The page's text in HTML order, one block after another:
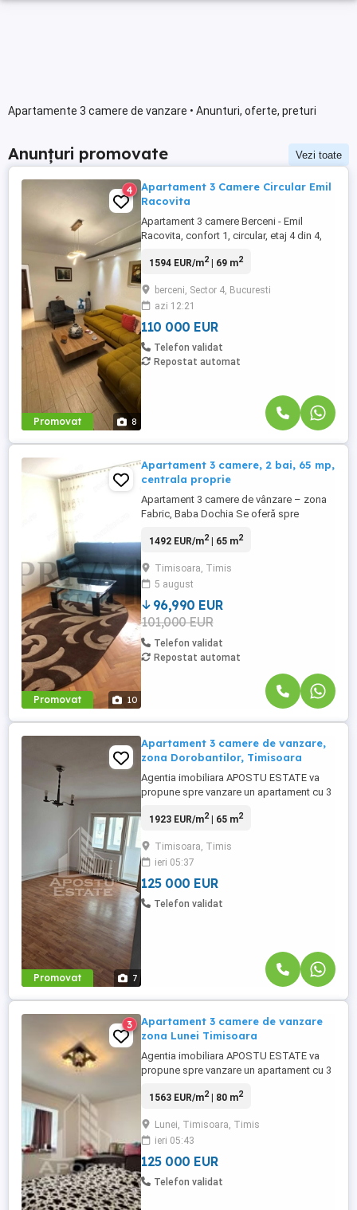
Apartamente 3 camere de vanzare • Anunturi, oferte, preturi
Anunțuri promovate Vezi toate
Promovat 8
4
Apartament 3 Camere Circular Emil
Racovita
Apartament 3 camere Berceni - Emil
Racovita, confort 1, circular, etaj 4 din 4,
ferestre cu geam termopan, parchet,
interior, instalatiile electrice si sanitare
sunt noi, apartamentul este izolat de
proprietar pe exterior. ...
1594 EUR/m2| 69 m2
berceni, Sector 4, Bucuresti
azi 12:21
110 000 EUR
Telefon validat
Repostat automat
Promovat 10
Apartament 3 camere, 2 bai, 65 mp,
centrala proprie
Apartament 3 camere de vânzare – zona
Fabric, Baba Dochia Se oferă spre
strada Emilia Lungu Puhallo, în zona
bine conectată la punctele de interes ale
orașului. Apartamentul are o suprafață
utilă de 65 mp și este situat ...
1492 EUR/m2| 65 m2
Timisoara, Timis
5 august
96,990 EUR
101,000 EUR
Telefon validat
Repostat automat
Promovat 7
Apartament 3 camere de vanzare,
zona Dorobantilor, Timisoara
Agentia imobiliara APOSTU ESTATE va
propune spre vanzare un apartament cu 3
Dorobantilor din Timisoara, judetul Timis.
unui imobil construit in 1988 si are o
suprafata utila de aproximativ 65 mp cu 2
balcoane inchise. Acoperisul ...
1923 EUR/m2| 65 m2
Timisoara, Timis
ieri 05:37
125 000 EUR
Telefon validat
3
Apartament 3 camere de vanzare
zona Lunei Timisoara
Agentia imobiliara APOSTU ESTATE va
propune spre vanzare un apartament cu 3
Lunei din Timisoara, judetul Timis.
un imobil cu 4 etaje, pod si acoperis de
tigla. Acoperisul de tigla a fost schimbat
in urma cu 2 ani. Confortul ...
1563 EUR/m2| 80 m2
Lunei, Timisoara, Timis
ieri 05:43
125 000 EUR
Telefon validat